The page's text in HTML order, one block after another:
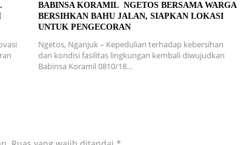
BABINSA KORAMIL NGETOS BERSAMA WARGA
BERSIHKAN BAHU JALAN, SIAPKAN LOKASI
UNTUK PENGECORAN
Ngetos, Nganjuk – Kepedulian terhadap kebersihan
dan kondisi fasilitas lingkungan kembali diwujudkan
Babinsa Koramil 0810/18…